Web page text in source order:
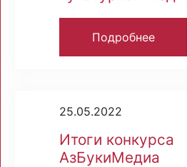
Подробнее
25.05.2022
Итоги конкурса
АзБукиМедиа